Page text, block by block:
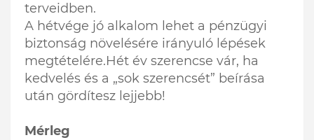
terveidben.
A hétvége jó alkalom lehet a pénzügyi
biztonság növelésére irányuló lépések
megtételére.Hét év szerencse vár, ha
kedvelés és a „sok szerencsét” beírása
után gördítesz lejjebb!
Mérleg